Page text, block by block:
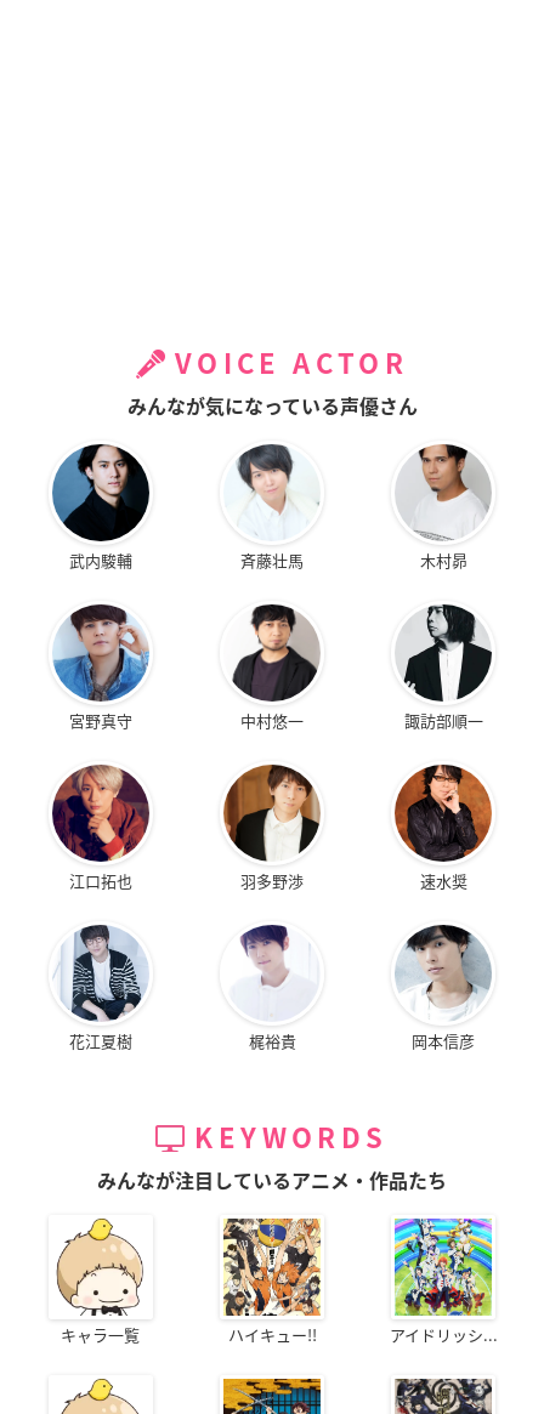
VOICE ACTOR
みんなが気になっている声優さん
武内駿輔 斉藤壮馬 木村昴
宮野真守 中村悠一 諏訪部順一
江口拓也 羽多野渉 速水奨
花江夏樹 梶裕貴 岡本信彦
KEYWORDS
みんなが注目しているアニメ・作品たち
キャラ一覧 ハイキュー!! アイドリッシ...